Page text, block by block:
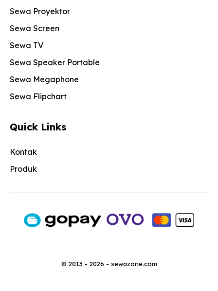
Sewa Proyektor
Sewa Screen
Sewa TV
Sewa Speaker Portable
Sewa Megaphone
Sewa Flipchart
Quick Links
Kontak
Produk
© 2013 - 2026 - sewazone.com